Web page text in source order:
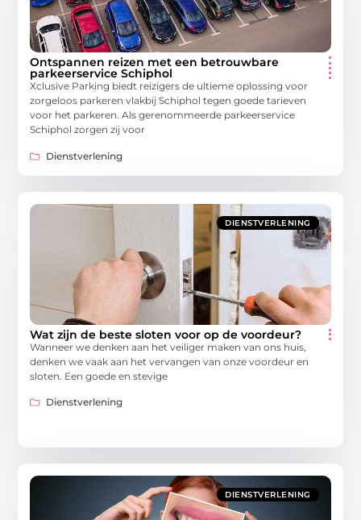
Ontspannen reizen met een betrouwbare
parkeerservice Schiphol
Xclusive Parking biedt reizigers de ultieme oplossing voor
zorgeloos parkeren vlakbij Schiphol tegen goede tarieven
voor het parkeren. Als gerenommeerde parkeerservice
Schiphol zorgen zij voor
Dienstverlening
DIENSTVERLENING
Wat zijn de beste sloten voor op de voordeur?
Wanneer we denken aan het veiliger maken van ons huis,
denken we vaak aan het vervangen van onze voordeur en
sloten. Een goede en stevige
Dienstverlening
DIENSTVERLENING